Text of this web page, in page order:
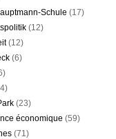
Schule (17)
(12)
(12)
(6)
(23)
économique (59)
(71)